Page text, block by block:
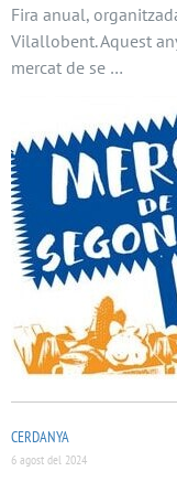
Fira anual,
Vilallobent. Aquest
mercat de se …
CERDANYA
6 agost del 2024